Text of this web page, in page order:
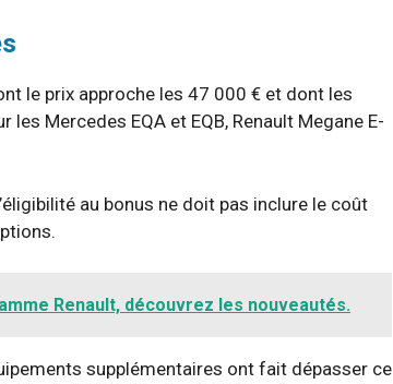
le prix approche les 47 000 € et dont les
Mercedes EQA et EQB, Renault Megane E-
au bonus ne doit pas inclure le coût
Renault, découvrez les nouveautés.
supplémentaires ont fait dépasser ce